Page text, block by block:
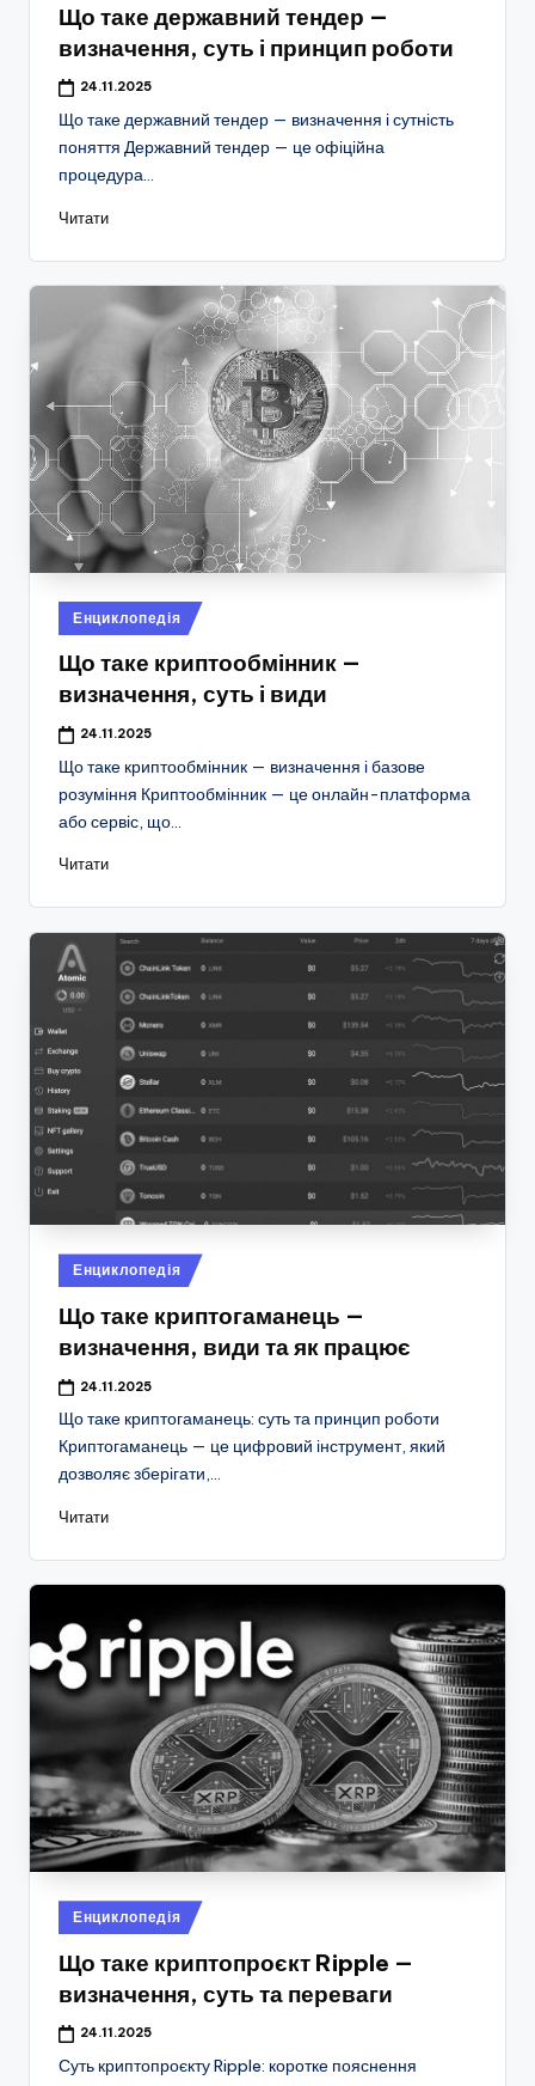
Що таке державний тендер —
визначення, суть і принцип роботи
24.11.2025
Що таке державний тендер — визначення і сутність
поняття Державний тендер — це офіційна
процедура…
Читати
Опубліковано
у
Енциклопедія
Що таке криптообмінник —
визначення, суть і види
24.11.2025
Що таке криптообмінник — визначення і базове
розуміння Криптообмінник — це онлайн-платформа
або сервіс, що…
Читати
Опубліковано
у
Енциклопедія
Що таке криптогаманець —
визначення, види та як працює
24.11.2025
Що таке криптогаманець: суть та принцип роботи
Криптогаманець — це цифровий інструмент, який
дозволяє зберігати,…
Читати
Опубліковано
у
Енциклопедія
Що таке криптопроєкт Ripple —
визначення, суть та переваги
24.11.2025
Суть криптопроєкту Ripple: коротке пояснення